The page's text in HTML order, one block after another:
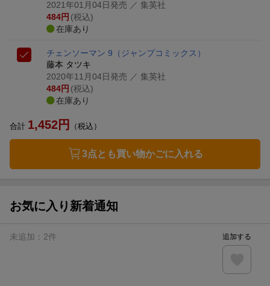
2021年01月04日発売 ／ 集英社
484円 (税込)
在庫あり
チェンソーマン 9 （ジャンプコミックス）
藤本 タツキ
2020年11月04日発売 ／ 集英社
484円 (税込)
在庫あり
合計 1,452円 （税込）
3点とも買い物かごに入れる
お気に入り新着通知
未追加： 2件 追加する